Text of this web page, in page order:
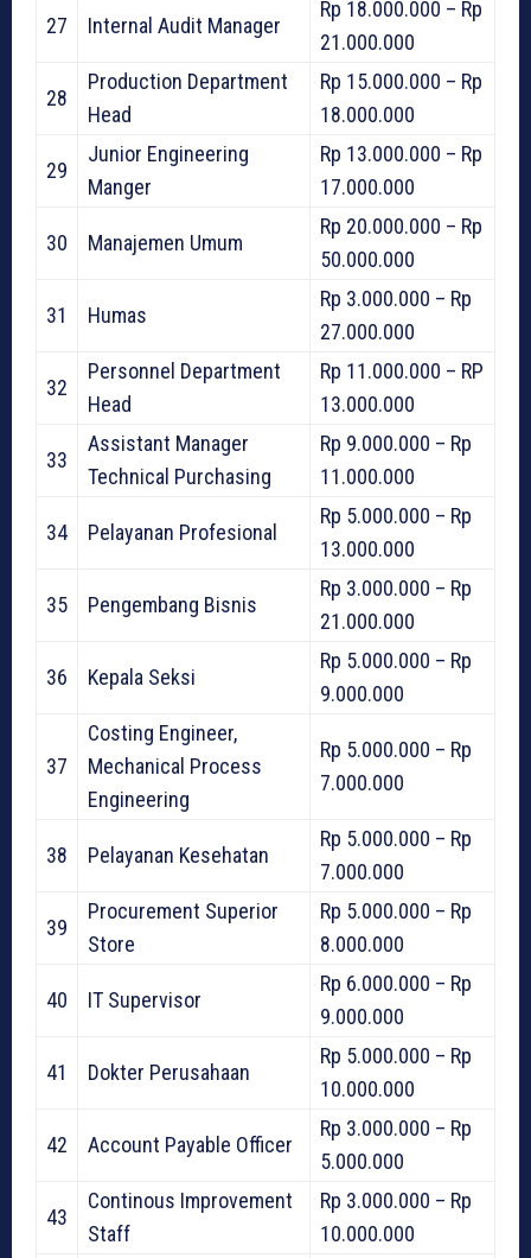
27 Internal Audit Manager
Rp 18.000.000 – Rp
21.000.000
28
Production Department
Head
Rp 15.000.000 – Rp
18.000.000
29
Junior Engineering
Manger
Rp 13.000.000 – Rp
17.000.000
30 Manajemen Umum
Rp 20.000.000 – Rp
50.000.000
31 Humas
Rp 3.000.000 – Rp
27.000.000
32
Personnel Department
Head
Rp 11.000.000 – RP
13.000.000
33
Assistant Manager
Technical Purchasing
Rp 9.000.000 – Rp
11.000.000
34 Pelayanan Profesional
Rp 5.000.000 – Rp
13.000.000
35 Pengembang Bisnis
Rp 3.000.000 – Rp
21.000.000
36 Kepala Seksi
Rp 5.000.000 – Rp
9.000.000
37
Costing Engineer,
Mechanical Process
Engineering
Rp 5.000.000 – Rp
7.000.000
38 Pelayanan Kesehatan
Rp 5.000.000 – Rp
7.000.000
39
Procurement Superior
Store
Rp 5.000.000 – Rp
8.000.000
40 IT Supervisor
Rp 6.000.000 – Rp
9.000.000
41 Dokter Perusahaan
Rp 5.000.000 – Rp
10.000.000
42 Account Payable Officer
Rp 3.000.000 – Rp
5.000.000
43
Continous Improvement
Staff
Rp 3.000.000 – Rp
10.000.000